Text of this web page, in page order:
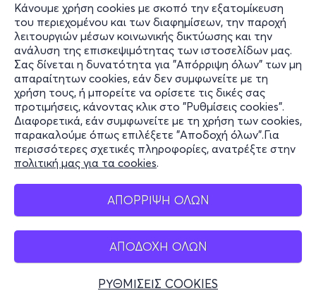
Κάνουμε χρήση cookies με σκοπό την εξατομίκευση
του περιεχομένου και των διαφημίσεων, την παροχή
λειτουργιών μέσων κοινωνικής δικτύωσης και την
ανάλυση της επισκεψιμότητας των ιστοσελίδων μας.
Σας δίνεται η δυνατότητα για "Απόρριψη όλων" των μη
απαραίτητων cookies, εάν δεν συμφωνείτε με τη
χρήση τους, ή μπορείτε να ορίσετε τις δικές σας
προτιμήσεις, κάνοντας κλικ στο "Ρυθμίσεις cookies".
Διαφορετικά, εάν συμφωνείτε με τη χρήση των cookies,
παρακαλούμε όπως επιλέξετε "Αποδοχή όλων".Για
περισσότερες σχετικές πληροφορίες, ανατρέξτε στην
πολιτική μας για τα cookies.
ΑΠΟΡΡΙΨΗ ΟΛΩΝ
ΑΠΟΔΟΧΗ ΟΛΩΝ
ΡΥΘΜΙΣΕΙΣ COOKIES